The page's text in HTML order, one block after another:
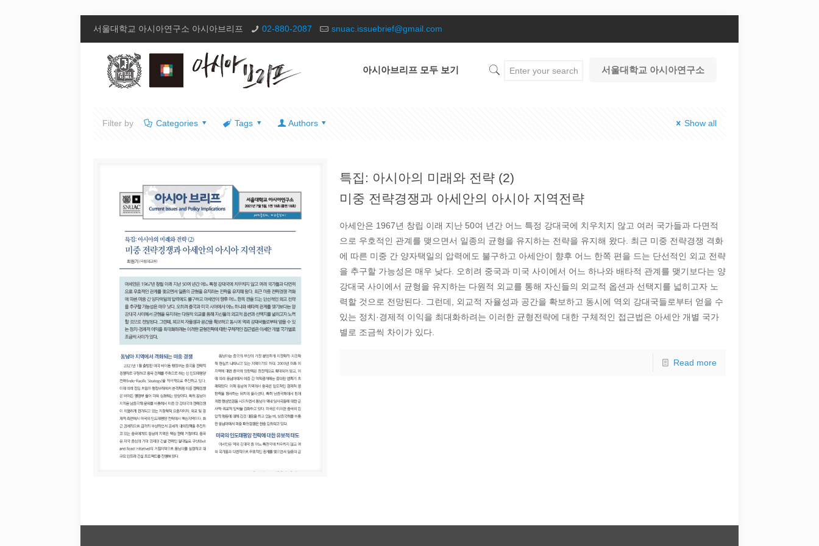
서울대학교 아시아연구소 아시아브리프 02-880-2087 snuac.issuebrief@gmail.com
아시아브리프 모두 보기 서울대학교 아시아연구소
Filter by Categories Tags Authors Show all
특집: 아시아의 미래와 전략 (2)
미중 전략경쟁과 아세안의 아시아 지역전략
아세안은 1967년 창립 이래 지난 50여 년간 어느 특정 강대국에 치우치지 않고 여러 국가들과 다면적
으로 우호적인 관계를 맺으면서 일종의 균형을 유지하는 전략을 유지해 왔다. 최근 미중 전략경쟁 격화
에 따른 미중 간 양자택일의 압력에도 불구하고 아세안이 향후 어느 한쪽 편을 드는 단선적인 외교 전략
을 추구할 가능성은 매우 낮다. 오히려 중국과 미국 사이에서 어느 하나와 배타적 관계를 맺기보다는 양
강대국 사이에서 균형을 유지하는 다원적 외교를 통해 자신들의 외교적 옵션과 선택지를 넓히고자 노
력할 것으로 전망된다. 그런데, 외교적 자율성과 공간을 확보하고 동시에 역외 강대국들로부터 얻을 수
있는 정치·경제적 이익을 최대화하려는 이러한 균형전략에 대한 구체적인 접근법은 아세안 개별 국가
별로 조금씩 차이가 있다.
Read more